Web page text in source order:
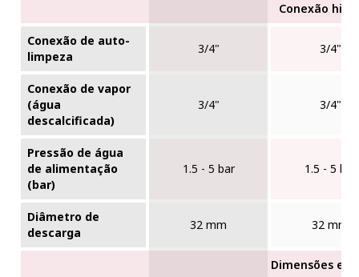
Conexão
Conexão de auto-
limpeza
3/4" 3/4"
Conexão de vapor
(água
descalcificada)
3/4" 3/4"
Pressão de água
de alimentação
(bar)
1.5 - 5 bar 1.5 - 5 bar
Diâmetro de
descarga
32 mm 32 mm
Dimensões